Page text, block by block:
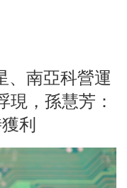
、南亞科營運
現，孫慧芳：
利